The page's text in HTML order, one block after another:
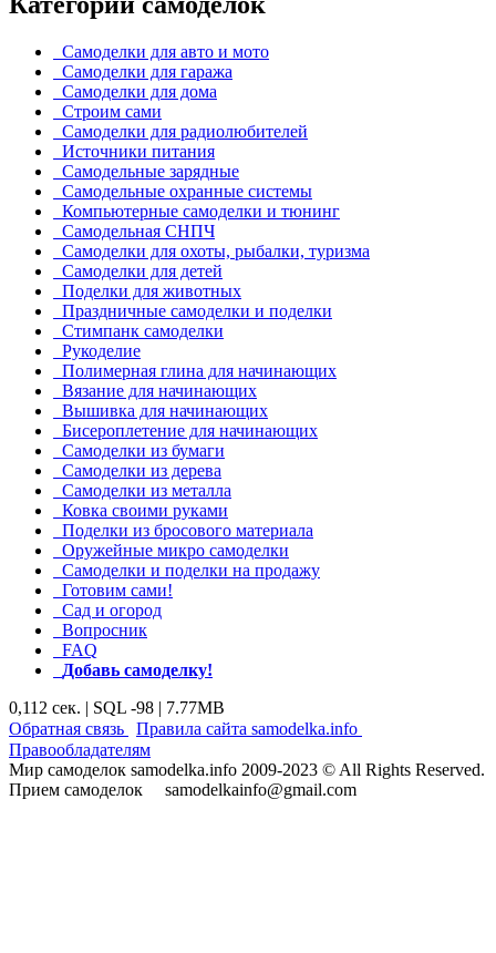
Самоделки для авто и мото
Самоделки для гаража
Самоделки для дома
Строим сами
Самоделки для радиолюбителей
Источники питания
Самодельные зарядные
Самодельные охранные системы
Компьютерные самоделки и тюнинг
Самодельная СНПЧ
Самоделки для охоты, рыбалки, туризма
Самоделки для детей
Поделки для животных
Праздничные самоделки и поделки
Стимпанк самоделки
Рукоделие
Полимерная глина для начинающих
Вязание для начинающих
Вышивка для начинающих
Бисероплетение для начинающих
Самоделки из бумаги
Самоделки из дерева
Самоделки из металла
Ковка своими руками
Поделки из бросового материала
Оружейные микро самоделки
Самоделки и поделки на продажу
Готовим сами!
Сад и огород
Вопросник
FAQ
Добавь самоделку!
0,112 сек. | SQL -98 | 7.77MB
Обратная связь
Правила сайта samodelka.info
Правообладателям
Мир самоделок samodelka.info 2009-2023 © All Rights Reserved.
Прием самоделок samodelkainfo@gmail.com